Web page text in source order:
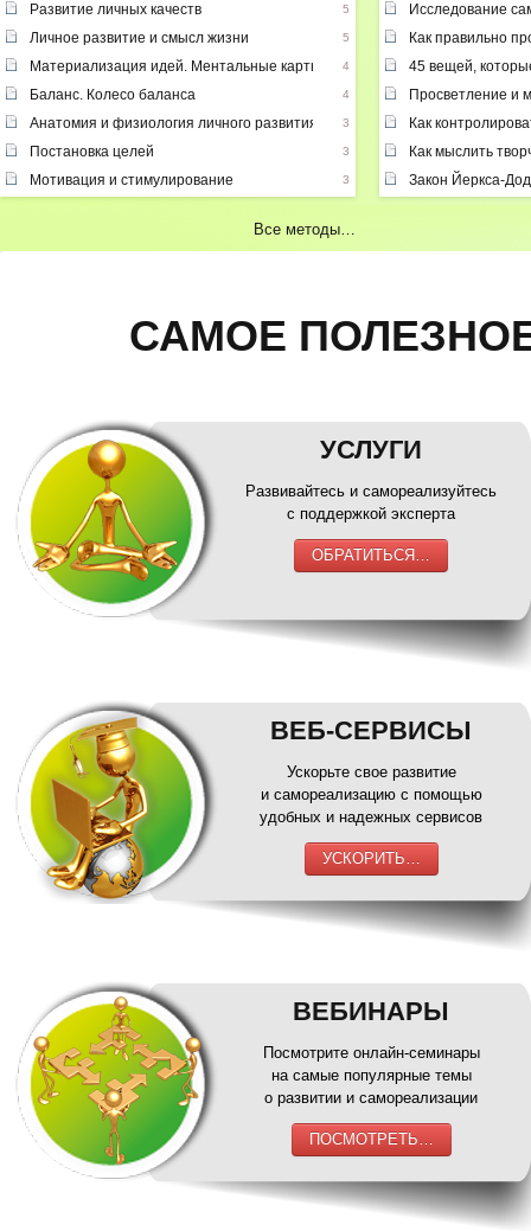
Развитие личных качеств 5
Личное развитие и смысл жизни 5
Материализация идей. Ментальные карты 4
Баланс. Колесо баланса 4
Анатомия и физиология личного развития 3
Постановка целей 3
Мотивация и стимулирование 3
Все методы…
Исследование
Как правильно
45 вещей,
Просветление и
Как
Как мыслить
Закон Йеркса-
САМОЕ
УСЛУГИ
Развивайтесь и самореализуйтесь
с поддержкой эксперта
ОБРАТИТЬСЯ…
ВЕБ-СЕРВИСЫ
Ускорьте свое развитие
и самореализацию с помощью
удобных и надежных сервисов
УСКОРИТЬ…
ВЕБИНАРЫ
Посмотрите онлайн-семинары
на самые популярные темы
о развитии и самореализации
ПОСМОТРЕТЬ…